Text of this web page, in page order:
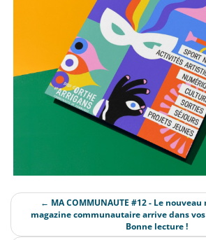
← MA COMMUNAUTE #12 - Le
magazine communautaire arrive dans
Bonne lecture !